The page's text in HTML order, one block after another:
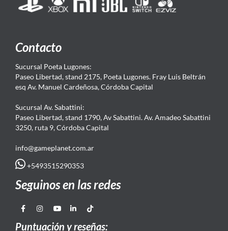
Contacto
Sucursal Poeta Lugones:
Paseo Libertad, stand 2175, Poeta Lugones. Fray Luis Beltrán
esq Av. Manuel Cardeñosa, Córdoba Capital
Sucursal Av. Sabattini:
Paseo Libertad, stand 1790, Av Sabattini. Av. Amadeo Sabattini
3250, ruta 9, Córdoba Capital
info@gameplanet.com.ar
+5493515290353
Seguinos en las redes
Puntuación y reseñas: